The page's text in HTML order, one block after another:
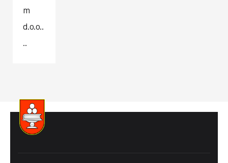
m
d.o.o..
..